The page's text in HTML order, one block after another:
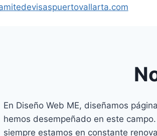
En Diseño Web ME, diseñamos
hemos desempeñado en este
siempre estamos en constante